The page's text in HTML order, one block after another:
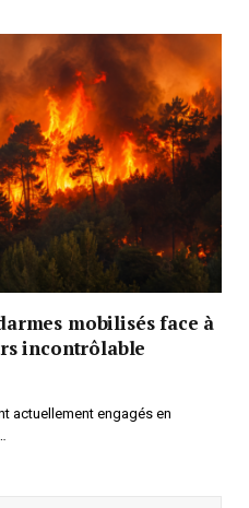
mobilisés face à
incontrôlable
actuellement engagés en